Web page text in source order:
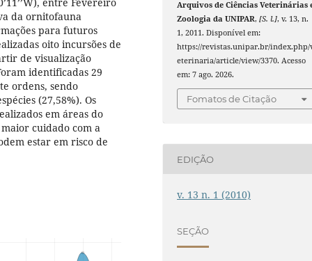
da ornitofauna
para futuros
oito incursões de
de visualização
identificadas 29
ordens, sendo
(27,58%). Os
em áreas do
cuidado com a
estar em risco de
Arquivos de Ciências Veterinárias
Zoologia da UNIPAR,[S. l.], v. 13, n.
1, 2011. Disponível em:
https://revistas.unipar.br/index.php/
eterinaria/article/view/3370. Acesso
em: 7 ago. 2026.
Fomatos de Citação
EDIÇÃO
v. 13 n. 1 (2010)
SEÇÃO